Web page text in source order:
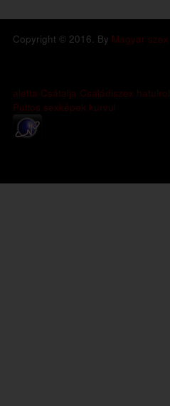
Copyright © 2016. By Magyar szex
aletta Csátalja Családiszex hatulrol
Pultos sexképek kurvul